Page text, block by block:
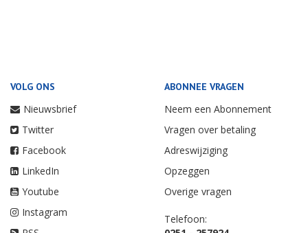
VOLG ONS
Nieuwsbrief
Twitter
Facebook
LinkedIn
Youtube
Instagram
ABONNEE VRAGEN
Neem een Abonnement
Vragen over betaling
Adreswijziging
Opzeggen
Overige vragen
Telefoon: